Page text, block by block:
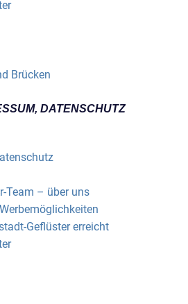
Brücken
DATENSCHUTZ
Team – über uns
Geflüster erreicht